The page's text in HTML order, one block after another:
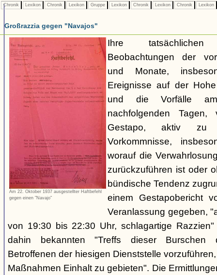
Chronik Lexikon Chronik Lexikon Gruppe Lexikon Chronik Lexikon Chronik Lexikon
Großrazzia gegen "Navajos"
Am 22. Oktober 1937 ausgestellter Haftbefehl
gegen einen "Navajo"
Ihre
Beobachtungen der
und Monate,
Ereignisse auf der
und die Vorfälle
nachfolgenden
Gestapo, aktiv zu
Vorkommnisse,
worauf die
zurückzuführen ist oder
bündische Tendenz
einem Gestapobericht
Veranlassung gegeben,
von 19:30 bis 22:30 Uhr, schlagartige
dahin bekannten "Treffs dieser Burschen
Betroffenen der hiesigen Dienststelle
Maßnahmen Einhalt zu gebieten". Die